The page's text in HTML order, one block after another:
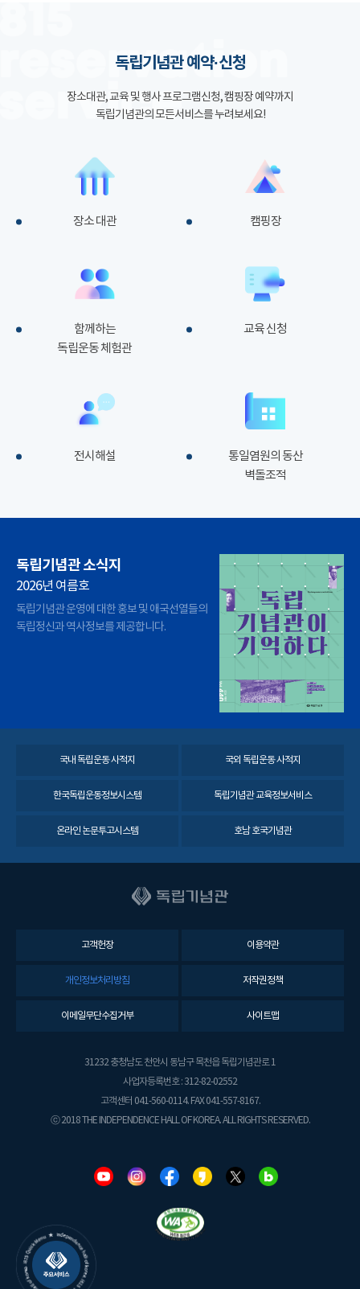
독립기념관 예약·신청
장소대관, 교육 및 행사 프로그램신청, 캠핑장 예약까지
독립기념관의 모든서비스를 누려보세요!
장소 대관 캠핑장
함께하는
독립운동 체험관
교육 신청
전시해설
통일염원의 동산
벽돌조적
독립기념관 소식지
2026년 여름호
독립기념관 운영에 대한 홍보 및 애국선열들의
독립정신과 역사정보를 제공합니다.
국내 독립운동 사적지 국외 독립운동 사적지
한국독립운동정보시스템 독립기념관 교육정보서비스
온라인 논문투고시스템 호남 호국기념관
고객헌장 이용약관
개인정보처리방침 저작권정책
이메일무단수집거부 사이트맵
31232 충청남도 천안시 동남구 목천읍 독립기념관로 1
사업자등록번호 : 312-82-02552
고객센터 041-560-0114. FAX 041-557-8167.
ⓒ 2018 THE INDEPENDENCE HALL OF KOREA. ALL RIGHTS RESERVED.